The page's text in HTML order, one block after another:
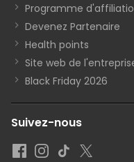
Programme
Devenez Partenaire
Health points
Site web de
Black Friday 2026
Suivez-nous